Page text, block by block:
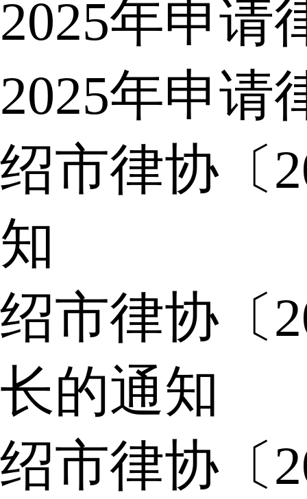
2025年申请
2025年申请
绍市律协〔
知
绍市律协〔
长的通知
绍市律协〔